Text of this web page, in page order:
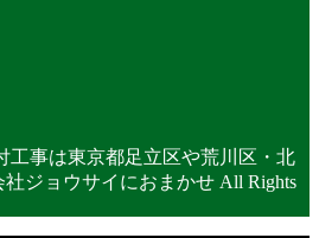
工事は東京都足立区や荒川区・北
ジョウサイにおまかせ All Rights